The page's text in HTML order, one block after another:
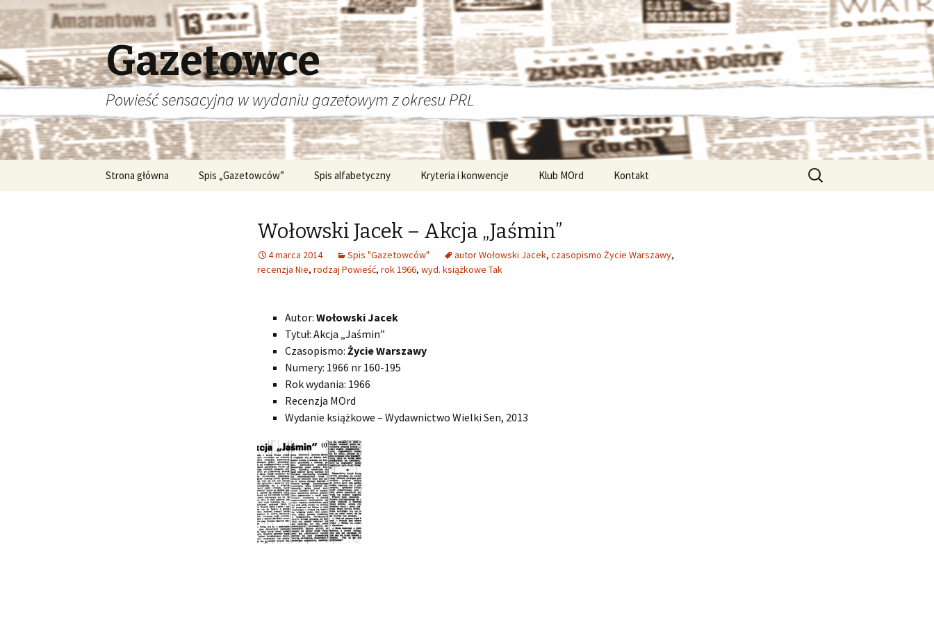
Gazetowce
Powieść sensacyjna w wydaniu gazetowym z okresu PRL
Strona główna Spis „Gazetowców” Spis alfabetyczny Kryteria i konwencje Klub MOrd Kontakt
Szukaj:
Wołowski Jacek – Akcja „Jaśmin”
4 marca 2014 Spis "Gazetowców" autor Wołowski Jacek, czasopismo Życie Warszawy,
recenzja Nie, rodzaj Powieść, rok 1966, wyd. książkowe Tak
Autor: Wołowski Jacek
Tytuł: Akcja „Jaśmin”
Czasopismo: Życie Warszawy
Numery: 1966 nr 160-195
Rok wydania: 1966
Recenzja MOrd
Wydanie książkowe – Wydawnictwo Wielki Sen, 2013